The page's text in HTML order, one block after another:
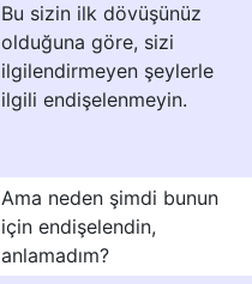
Bu sizin ilk dövüşünüz
olduğuna göre, sizi
ilgilendirmeyen şeylerle
ilgili endişelenmeyin.
Ama neden şimdi bunun
için endişelendin,
anlamadım?